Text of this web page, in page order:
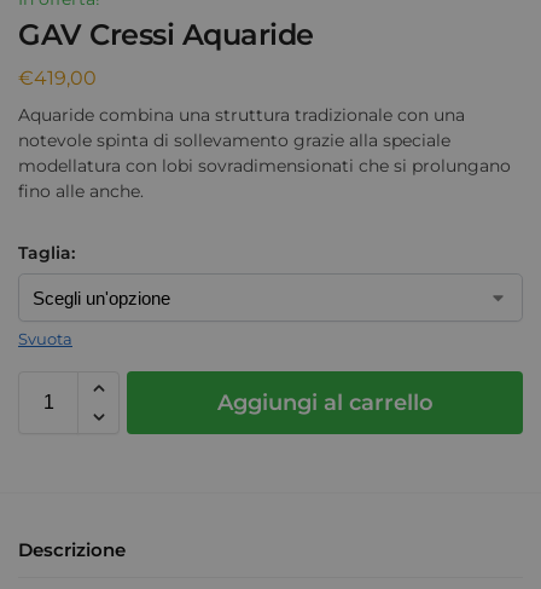
GAV Cressi Aquaride
€419,00
Aquaride combina una struttura tradizionale con una
notevole spinta di sollevamento grazie alla speciale
modellatura con lobi sovradimensionati che si prolungano
fino alle anche.
Taglia:
Svuota
Aggiungi al carrello
Descrizione